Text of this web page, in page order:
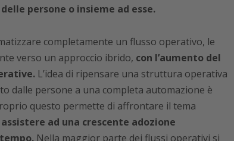
persone o insieme ad esse.
completamente un flusso operativo, le
verso un approccio ibrido, con l’aumento del
L’idea di ripensare una struttura operativa
dalle persone a una completa automazione è
questo permette di affrontare il tema
ad una crescente adozione
Nella maggior parte dei flussi operativi si